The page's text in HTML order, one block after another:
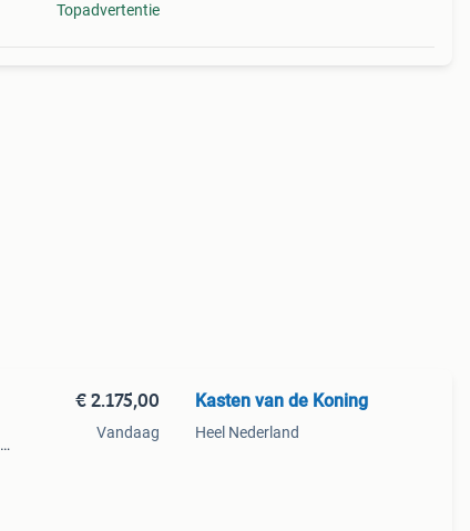
Topadvertentie
€ 2.175,00
Vandaag
Kasten van de Koning
Heel Nederland